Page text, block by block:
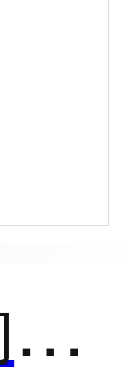
远钧科技-AI视频行为分析预警系统